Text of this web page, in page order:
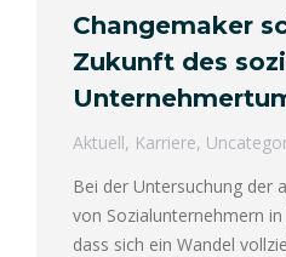
Changemaker
Zukunft des
Aktuell, Karriere,
Bei der Untersuchung der
von Sozialunternehmern
dass sich ein Wandel